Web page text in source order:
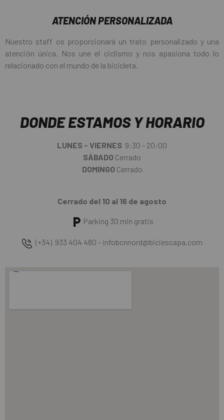
ATENCIÓN PERSONALIZADA
Nuestro staff os proporcionará un trato personalizado y una
atención única. Nos une el ciclismo y nos apasiona todo lo
relacionado con el mundo de la bicicleta.
DONDE ESTAMOS Y HORARIO
LUNES - VIERNES 9:30 - 20:00
SÁBADO Cerrado
DOMINGO Cerrado
Cerrado del 10 al 16 de agosto
Parking 30 min gratis
(+34) 933 404 480 - infobcnnord@biciescapa.com